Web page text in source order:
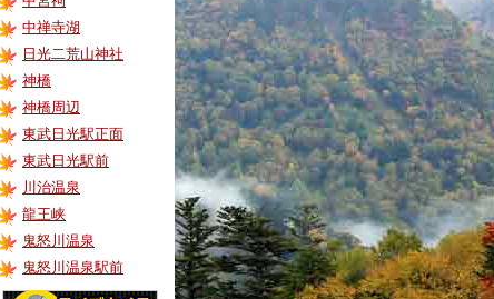
中禅寺湖
日光二荒山神社
神橋
神橋周辺
東武日光駅正面
東武日光駅前
川治温泉
龍王峡
鬼怒川温泉
鬼怒川温泉駅前